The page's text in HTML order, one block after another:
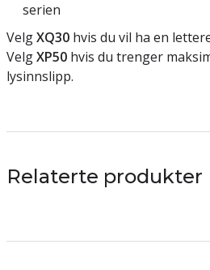
serien
VelgXQ30 hvis du vil ha en
VelgXP50 hvis du trenger
lysinnslipp.
Relaterte produkter